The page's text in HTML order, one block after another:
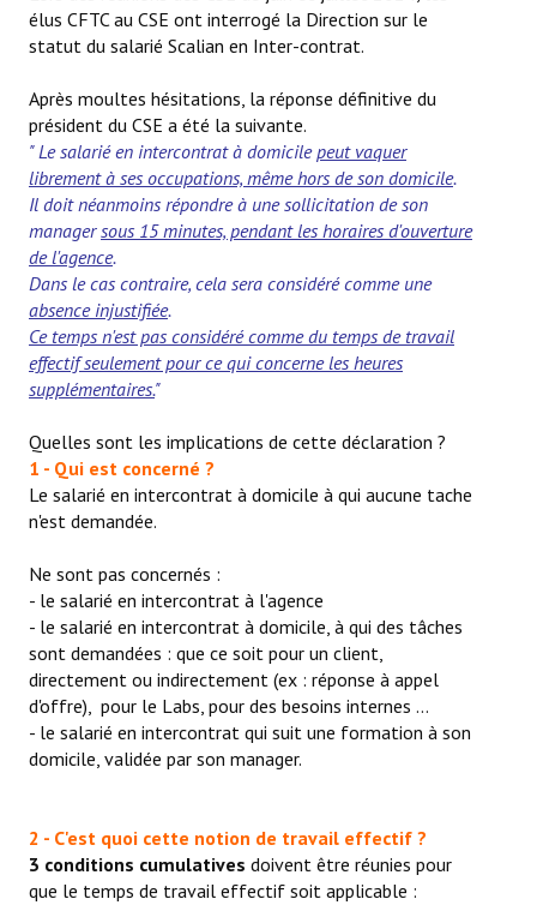
La CFTC Chez SCALIAN
CONTACT
Formulaire de contact
AUTHENTIFICATION
- Via l'Intranet SCALIAN
- Via le site Internet du CSE SCALIAN
- Via la BAL SCALIAN
Tuto Authentification / Problème de connexion
élus CFTC au CSE ont interrogé la Direction sur le
statut du salarié Scalian en Inter-contrat.
Après moultes hésitations, la réponse définitive du
président du CSE a été la suivante.
" Le salarié en intercontrat à domicilepeut vaquer
librement à ses occupations, même hors de son domicile.
Il doit néanmoins répondre à une sollicitation de son
managersous 15 minutes, pendant les horaires d'ouverture
de l'agence.
Dans le cas contraire, cela sera considéré comme une
absence injustifiée.
Ce temps n'est pas considéré comme du temps de travail
effectif seulement pour ce qui concerne les heures
supplémentaires."
Quelles sont les implications de cette déclaration ?
1 - Qui est concerné ?
Le salarié en intercontrat à domicile à qui aucune tache
n'est demandée.
Ne sont pas concernés :
- le salarié en intercontrat à l'agence
- le salarié en intercontrat à domicile, à qui des tâches
sont demandées : que ce soit pour un client,
directement ou indirectement (ex : réponse à appel
d'offre), pour le Labs, pour des besoins internes ...
- le salarié en intercontrat qui suit une formation à son
domicile, validée par son manager.
2 - C'est quoi cette notion de travail effectif ?
3 conditions cumulatives doivent être réunies pour
que le temps de travail effectif soit applicable :